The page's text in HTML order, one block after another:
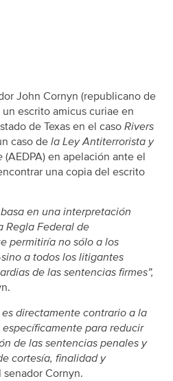
John Cornyn (republicano de
escrito amicus curiae en
de Texas en el caso Rivers
caso de la Ley Antiterrorista y
(AEDPA) en apelación ante el
una copia del escrito
en una interpretación
Regla Federal de
permitiría no sólo a los
a todos los litigantes
de las sentencias firmes”,
directamente contrario a la
para reducir
de las sentencias penales y
cortesía, finalidad y
Cornyn.